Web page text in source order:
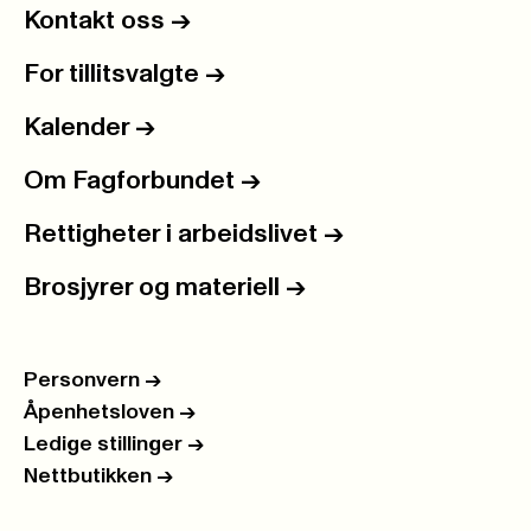
Kontakt oss ->
For tillitsvalgte ->
Kalender ->
Om Fagforbundet ->
Rettigheter i arbeidslivet ->
Brosjyrer og materiell ->
Personvern ->
Åpenhetsloven ->
Ledige stillinger ->
Nettbutikken ->